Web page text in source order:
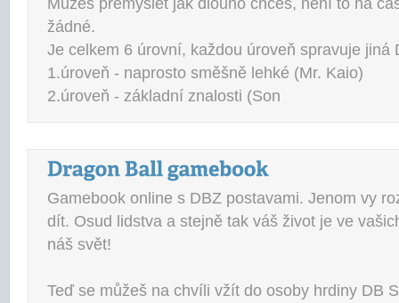
žádné.
Je celkem 6 úrovní, každou úroveň spravuje jiná
1.úroveň - naprosto směšně lehké (Mr. Kaio)
2.úroveň - základní znalosti (Son
Gamebook online s DBZ postavami. Jenom vy
dít. Osud lidstva a stejně tak váš život je ve
náš svět!
Teď se můžeš na chvíli vžít do osoby hrdiny DB